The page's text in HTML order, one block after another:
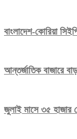
বাংলাদেশ-কোরিয়া
আন্তর্জাতিক বাজারে
জুলাই মাসে ৩৫ হাজার